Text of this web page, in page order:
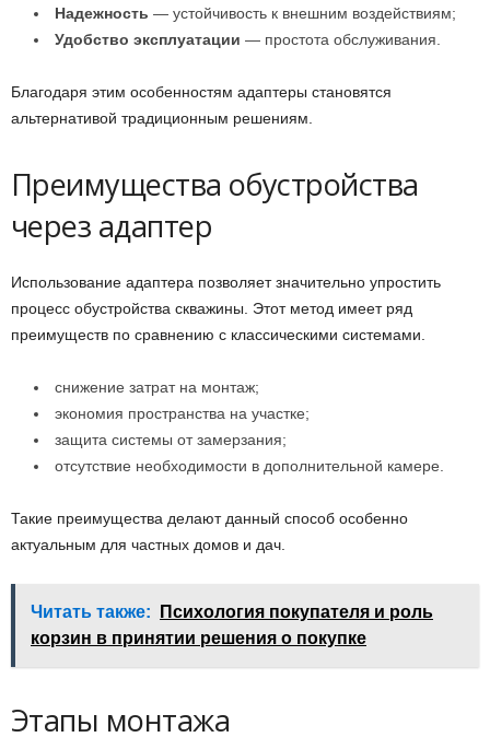
Надежность — устойчивость к внешним воздействиям;
Удобство эксплуатации — простота обслуживания.
Благодаря этим особенностям адаптеры становятся
альтернативой традиционным решениям.
Преимущества обустройства
через адаптер
Использование адаптера позволяет значительно упростить
процесс обустройства скважины. Этот метод имеет ряд
преимуществ по сравнению с классическими системами.
снижение затрат на монтаж;
экономия пространства на участке;
защита системы от замерзания;
отсутствие необходимости в дополнительной камере.
Такие преимущества делают данный способ особенно
актуальным для частных домов и дач.
Читать также:
Психология покупателя и роль
корзин в принятии решения о покупке
Этапы монтажа